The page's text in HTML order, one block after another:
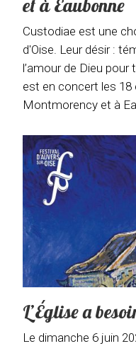
et à Eaubonne
Custodiae est une
d'Oise. Leur désir :
l’amour de Dieu
est en concert les 18
Montmorency et à
L’Église a
Le dimanche 6 juin